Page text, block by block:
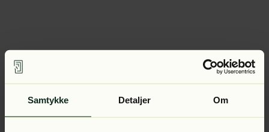
Samtykke Detaljer Om